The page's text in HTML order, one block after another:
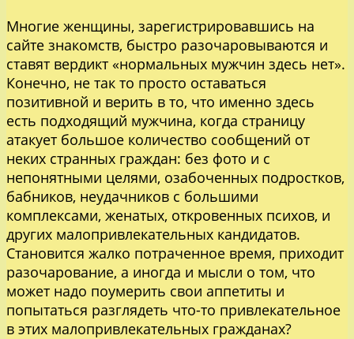
Многие женщины, зарегистрировавшись на
сайте знакомств, быстро разочаровываются и
ставят вердикт «нормальных мужчин здесь нет».
Конечно, не так то просто оставаться
позитивной и верить в то, что именно здесь
есть подходящий мужчина, когда страницу
атакует большое количество сообщений от
неких странных граждан: без фото и с
непонятными целями, озабоченных подростков,
бабников, неудачников с большими
комплексами, женатых, откровенных психов, и
других малопривлекательных кандидатов.
Становится жалко потраченное время, приходит
разочарование, а иногда и мысли о том, что
может надо поумерить свои аппетиты и
попытаться разглядеть что-то привлекательное
в этих малопривлекательных гражданах?